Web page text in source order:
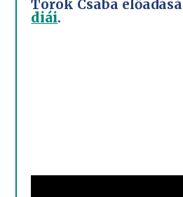
Török Csaba
diái.